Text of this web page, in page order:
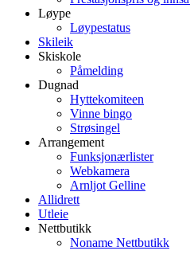
Løype
Løypestatus
Skileik
Skiskole
Påmelding
Dugnad
Hyttekomiteen
Vinne bingo
Strøsingel
Arrangement
Funksjonærlister
Webkamera
Arnljot Gelline
Allidrett
Utleie
Nettbutikk
Noname Nettbutikk